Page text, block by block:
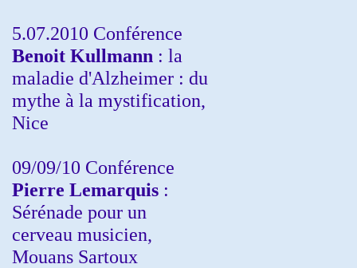
5.07.2010 Conférence
Benoit Kullmann : la
maladie d'Alzheimer : du
mythe à la mystification,
Nice
09/09/10 Conférence
Pierre Lemarquis :
Sérénade pour un
cerveau musicien,
Mouans Sartoux